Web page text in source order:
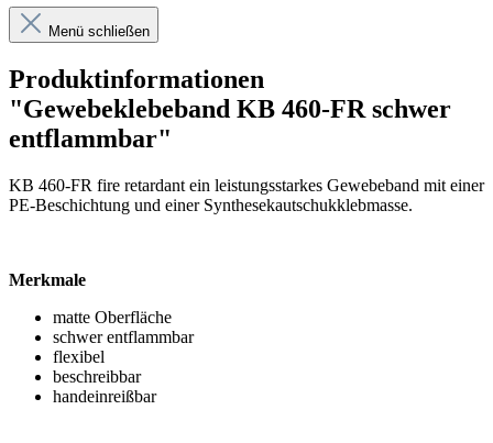
Menü schließen
Produktinformationen
"Gewebeklebeband KB 460-FR schwer
entflammbar"
KB 460-FR fire retardant ein leistungsstarkes Gewebeband mit einer
PE-Beschichtung und einer Synthesekautschukklebmasse.
Merkmale
matte Oberfläche
schwer entflammbar
flexibel
beschreibbar
handeinreißbar